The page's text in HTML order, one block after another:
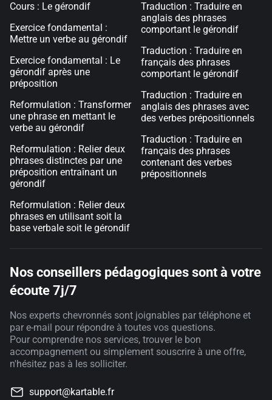
Cours : Le gérondif
Exercice fondamental :
Mettre un verbe au gérondif
Exercice fondamental : Le
gérondif après une
préposition
Reformulation : Transformer
une phrase en mettant le
verbe au gérondif
Reformulation : Relier deux
phrases distinctes par une
préposition entraînant un
gérondif
Reformulation : Relier deux
phrases en utilisant soit la
base verbale soit le gérondif
Traduction : Traduire en
anglais des phrases
comportant le gérondif
Traduction : Traduire en
français des phrases
comportant le gérondif
Traduction : Traduire en
anglais des phrases avec
des verbes prépositionnels
Traduction : Traduire en
français des phrases
contenant des verbes
prépositionnels
Nos conseillers pédagogiques sont à votre
écoute 7j/7
Nos experts chevronnés sont joignables par téléphone et
par e-mail pour répondre à toutes vos questions.
Pour comprendre nos services, trouver le bon
accompagnement ou simplement souscrire à une offre,
n'hésitez pas à les solliciter.
support@kartable.fr